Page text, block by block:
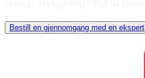
Bestill en gjennomgang med en ekspert